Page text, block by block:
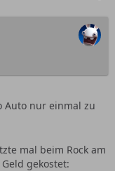
Auto nur einmal zu
mal beim Rock am
gekostet: